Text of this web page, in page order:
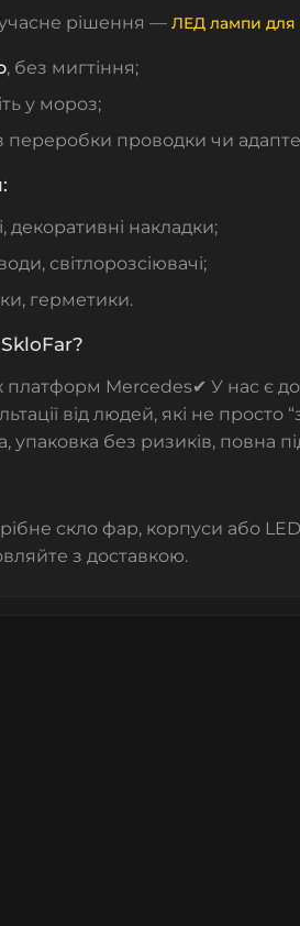
рішення — ЛЕД лампи для
, без мигтіння;
у мороз;
переробки проводки чи
декоративні накладки;
світлорозсіювачі;
герметики.
платформ Mercedes✔ У нас є
від людей, які не просто
упаковка без ризиків, повна
скло фар, корпуси або
з доставкою.